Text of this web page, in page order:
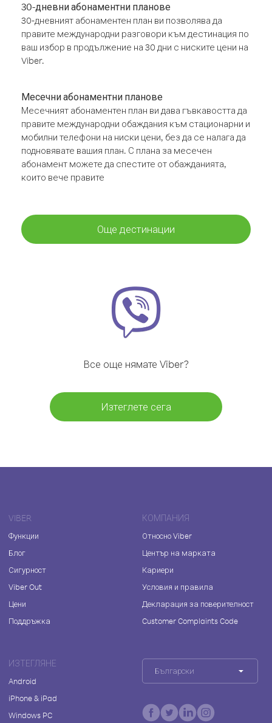
30-дневни абонаментни планове
30-дневният абонаментен план ви позволява да
правите международни разговори към дестинация по
ваш избор в продължение на 30 дни с ниските цени на
Viber.
Месечни абонаментни планове
Месечният абонаментен план ви дава гъвкавостта да
правите международни обаждания към стационарни и
мобилни телефони на ниски цени, без да се налага да
подновявате вашия план. С плана за месечен
абонамент можете да спестите от обажданията,
които вече правите
Още дестинации
Все още нямате Viber?
Изтеглете сега
VIBER
Функции
Блог
Сигурност
Viber Out
Цени
Поддръжка
КОМПАНИЯ
Относно Viber
Център на марката
Кариери
Условия и правила
Декларация за поверителност
Customer Complaints Code
ИЗТЕГЛЯНЕ
Android
iPhone & iPad
Windows PC
Български